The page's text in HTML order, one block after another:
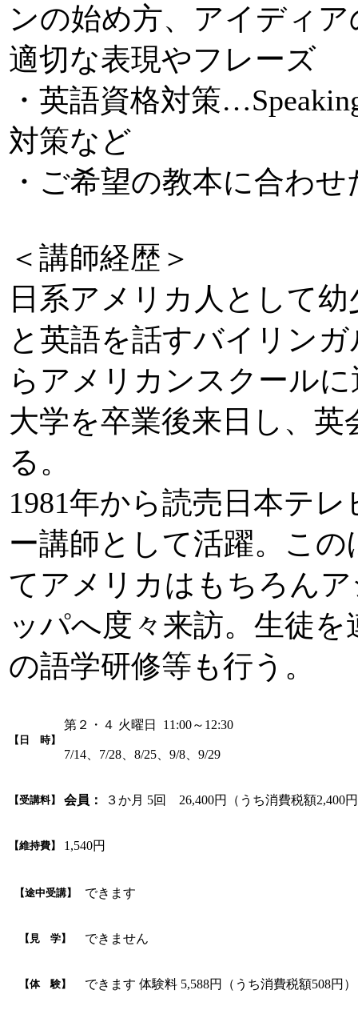
ンの始め方、アイディ
適切な表現やフレーズ
・英語資格対策
対策など
・ご希望の教本に合わ
＜講師経歴＞
日系アメリカ人として
と英語を話すバイリン
らアメリカンスクール
大学を卒業後来日し、英
る。
1981年から読売日本テ
ー講師として活躍。こ
てアメリカはもちろん
ッパへ度々来訪。生徒
の語学研修等も行う。
【日 時】
第２・４ 火曜日 11:00～12:30
7/14、7/28、8/25、9/8、9/29
【受講料】 会員： ３か月 5回 26,400円（うち消費税額2,400
【維持費】 1,540円
【途中受講】 できます
【見 学】 できません
【体 験】 できます 体験料 5,588円（うち消費税額508円）